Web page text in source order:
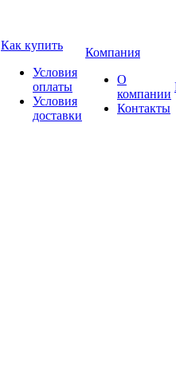
Как купить
Условия
оплаты
Условия
доставки
Компания
О
компании
Контакты